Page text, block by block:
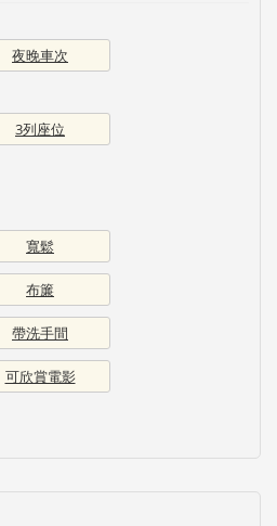
夜晚車次
3列座位
寬鬆
布簾
帶洗手間
可欣賞電影